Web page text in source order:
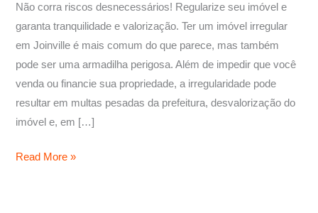
Não corra riscos desnecessários! Regularize seu imóvel e
garanta tranquilidade e valorização. Ter um imóvel irregular
em Joinville é mais comum do que parece, mas também
pode ser uma armadilha perigosa. Além de impedir que você
venda ou financie sua propriedade, a irregularidade pode
resultar em multas pesadas da prefeitura, desvalorização do
imóvel e, em […]
Read More »